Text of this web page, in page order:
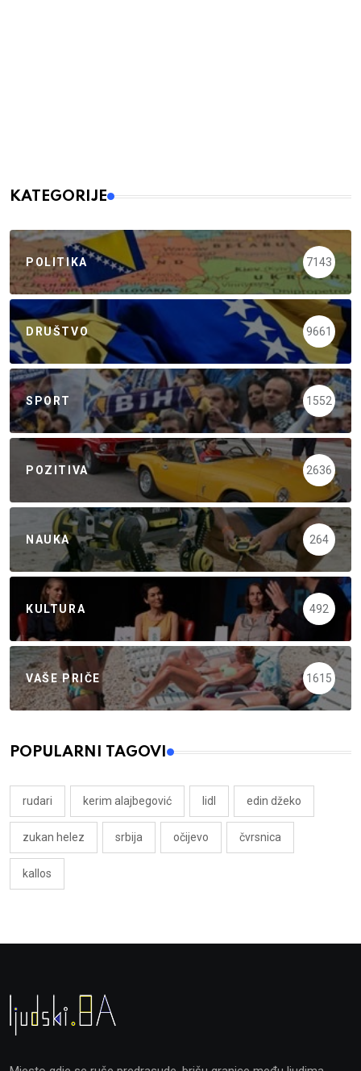
KATEGORIJE
POLITIKA 7143
DRUŠTVO 9661
SPORT 1552
POZITIVA 2636
NAUKA 264
KULTURA 492
VAŠE PRIČE 1615
POPULARNI TAGOVI
rudari kerim alajbegović lidl edin džeko
zukan helez srbija očijevo čvrsnica
kallos